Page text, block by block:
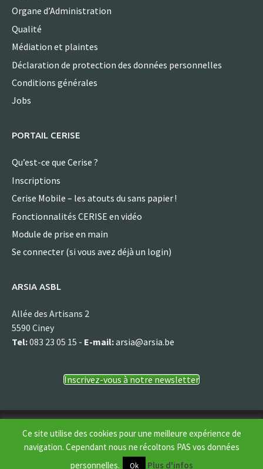
Organe d’Administration
Qualité
Médiation et plaintes
Déclaration de protection des données personnelles
Conditions générales
Jobs
PORTAIL CERISE
Qu’est-ce que Cerise ?
Inscriptions
Cerise Mobile – les atouts du sans papier !
Fonctionnalités CERISE en vidéo
Module de prise en main
Se connecter (si vous avez déjà un login)
ARSIA ASBL
Allée des Artisans 2
5590 Ciney
Tel:083 23 05 15 - E-mail:arsia@arsia.be
Inscrivez-vous à notre newsletter
Ce site utilise des cookies pour une meilleure expérience de
navigation. Cependant nous ne récoltons PAS vos données
personnelles.
Ok Plus d'infos